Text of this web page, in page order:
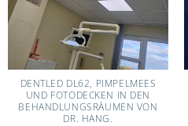
DENTLED DL62, PIMPELMEES
UND FOTODECKEN IN DEN
BEHANDLUNGSRÄUMEN VON
DR. HANG.